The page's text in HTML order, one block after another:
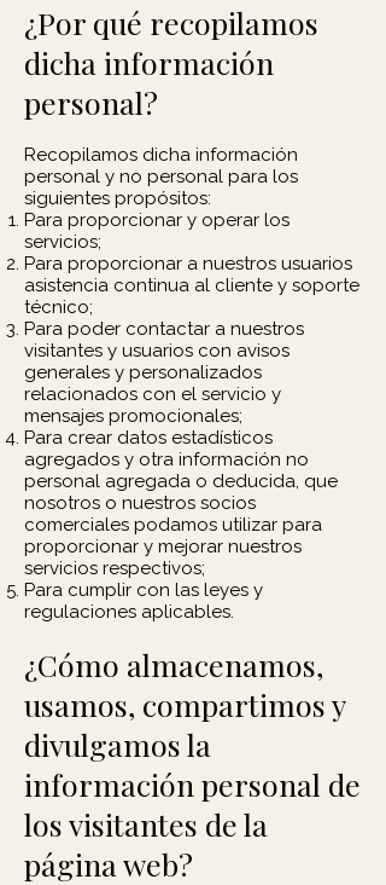
¿Por qué recopilamos
dicha información
personal?
Recopilamos dicha información
personal y no personal para los
siguientes propósitos:
Para proporcionar y operar los
servicios;
Para proporcionar a nuestros usuarios
asistencia continua al cliente y soporte
técnico;
Para poder contactar a nuestros
visitantes y usuarios con avisos
generales y personalizados
relacionados con el servicio y
mensajes promocionales;
Para crear datos estadísticos
agregados y otra información no
personal agregada o deducida, que
nosotros o nuestros socios
comerciales podamos utilizar para
proporcionar y mejorar nuestros
servicios respectivos;
Para cumplir con las leyes y
regulaciones aplicables.
¿Cómo almacenamos,
usamos, compartimos y
divulgamos la
información personal de
los visitantes de la
página web?